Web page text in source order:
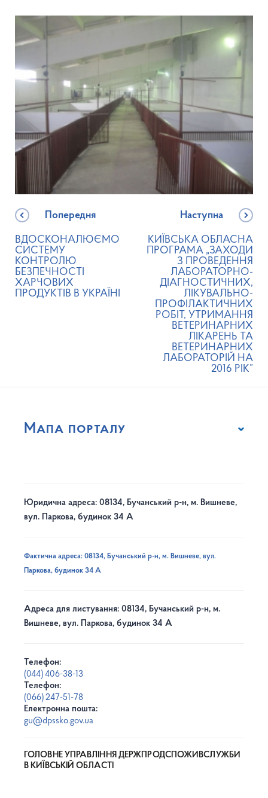
Попередня
ВДОСКОНАЛЮЄМО
СИСТЕМУ
КОНТРОЛЮ
БЕЗПЕЧНОСТІ
ХАРЧОВИХ
ПРОДУКТІВ В УКРАЇНІ
Наступна
КИЇВСЬКА ОБЛАСНА
ПРОГРАМА „ЗАХОДИ
З ПРОВЕДЕННЯ
ЛАБОРАТОРНО-
ДІАГНОСТИЧНИХ,
ЛІКУВАЛЬНО-
ПРОФІЛАКТИЧНИХ
РОБІТ, УТРИМАННЯ
ВЕТЕРИНАРНИХ
ЛІКАРЕНЬ ТА
ВЕТЕРИНАРНИХ
ЛАБОРАТОРІЙ НА
2016 РІК”
Мапа порталу
Юридична адреса: 08134, Бучанський р-н, м. Вишневе,
вул. Паркова, будинок 34 А
Фактична адреса: 08134, Бучанський р-н, м. Вишневе, вул.
Паркова, будинок 34 А
Адреса для листування: 08134, Бучанський р-н, м.
Вишневе, вул. Паркова, будинок 34 А
Телефон:
(044) 406-38-13
Телефон:
(066) 247-51-78
Електронна пошта:
gu@dpssko.gov.ua
ГОЛОВНЕ УПРАВЛІННЯ ДЕРЖПРОДСПОЖИВСЛУЖБИ
В КИЇВСЬКІЙ ОБЛАСТІ